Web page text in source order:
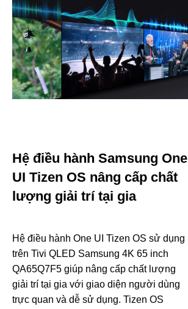
Hệ điều hành Samsung One
UI Tizen OS nâng cấp chất
lượng giải trí tại gia
Hệ điều hành One UI Tizen OS sử dụng
trên Tivi QLED Samsung 4K 65 inch
QA65Q7F5 giúp nâng cấp chất lượng
giải trí tại gia với giao diện người dùng
trực quan và dễ sử dụng. Tizen OS